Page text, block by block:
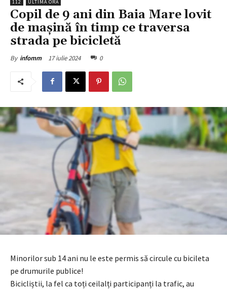
112 ULTIMA ORĂ
Copil de 9 ani din Baia Mare lovit
de mașină în timp ce traversa
strada pe bicicletă
By infomm 17 iulie 2024 0
Minorilor sub 14 ani nu le este permis să circule cu bicileta
pe drumurile publice!
Bicicliștii, la fel ca toți ceilalți participanți la trafic, au